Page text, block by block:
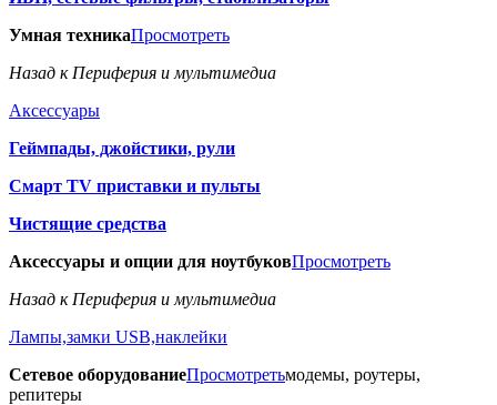
Умная техникаПросмотреть
Назад к Периферия и мультимедиа
Аксессуары
Геймпады, джойстики, рули
Смарт TV приставки и пульты
Чистящие средства
Аксессуары и опции для ноутбуковПросмотреть
Назад к Периферия и мультимедиа
Лампы,замки USB,наклейки
Сетевое оборудованиеПросмотретьмодемы, роутеры,
репитеры